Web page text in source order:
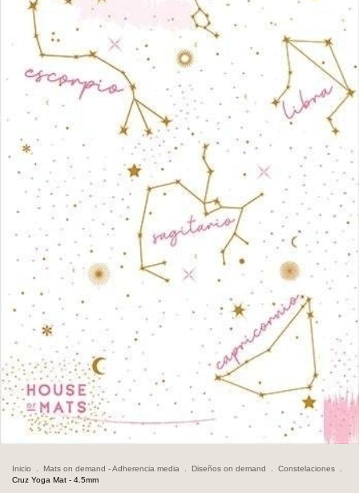
Inicio . Mats on demand - Adherencia media . Diseños on demand . Constelaciones
.
Cruz Yoga Mat - 4.5mm